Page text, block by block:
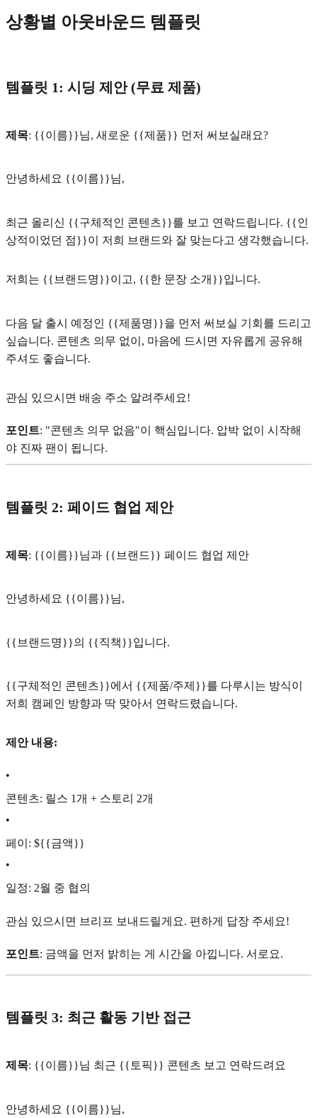
상황별 아웃바운드 템플릿
템플릿 1: 시딩 제안 (무료 제품)
제목: {{이름}}님, 새로운 {{제품}} 먼저 써보실래요?
안녕하세요 {{이름}}님,
최근 올리신 {{구체적인 콘텐츠}}를 보고 연락드립니다. {{인
상적이었던 점}}이 저희 브랜드와 잘 맞는다고 생각했습니다.
저희는 {{브랜드명}}이고, {{한 문장 소개}}입니다.
다음 달 출시 예정인 {{제품명}}을 먼저 써보실 기회를 드리고
싶습니다. 콘텐츠 의무 없이, 마음에 드시면 자유롭게 공유해
주셔도 좋습니다.
관심 있으시면 배송 주소 알려주세요!
포인트: "콘텐츠 의무 없음"이 핵심입니다. 압박 없이 시작해
야 진짜 팬이 됩니다.
템플릿 2: 페이드 협업 제안
제목: {{이름}}님과 {{브랜드}} 페이드 협업 제안
안녕하세요 {{이름}}님,
{{브랜드명}}의 {{직책}}입니다.
{{구체적인 콘텐츠}}에서 {{제품/주제}}를 다루시는 방식이
저희 캠페인 방향과 딱 맞아서 연락드렸습니다.
제안 내용:
•
콘텐츠: 릴스 1개 + 스토리 2개
•
페이: ${{금액}}
•
일정: 2월 중 협의
관심 있으시면 브리프 보내드릴게요. 편하게 답장 주세요!
포인트: 금액을 먼저 밝히는 게 시간을 아낍니다. 서로요.
템플릿 3: 최근 활동 기반 접근
제목: {{이름}}님 최근 {{토픽}} 콘텐츠 보고 연락드려요
안녕하세요 {{이름}}님,